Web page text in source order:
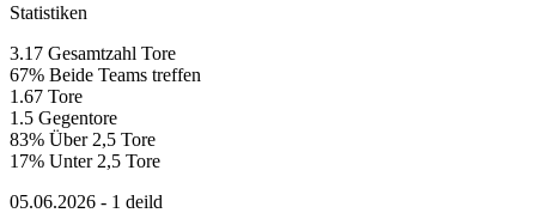
Statistiken
3.17 Gesamtzahl Tore
67% Beide Teams treffen
1.67 Tore
1.5 Gegentore
83% Über 2,5 Tore
17% Unter 2,5 Tore
05.06.2026 - 1 deild